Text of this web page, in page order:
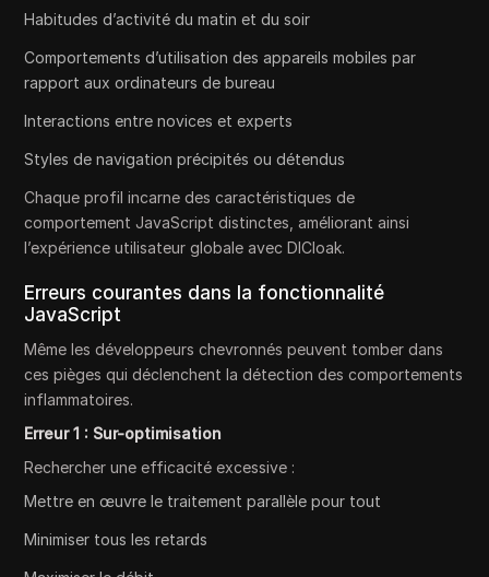
Habitudes d’activité du matin et du soir
Comportements d’utilisation des appareils mobiles par
rapport aux ordinateurs de bureau
Interactions entre novices et experts
Styles de navigation précipités ou détendus
Chaque profil incarne des caractéristiques de
comportement JavaScript distinctes, améliorant ainsi
l’expérience utilisateur globale avec DICloak.
Erreurs courantes dans la fonctionnalité
JavaScript
Même les développeurs chevronnés peuvent tomber dans
ces pièges qui déclenchent la détection des comportements
inflammatoires.
Erreur 1 : Sur-optimisation
Rechercher une efficacité excessive :
Mettre en œuvre le traitement parallèle pour tout
Minimiser tous les retards